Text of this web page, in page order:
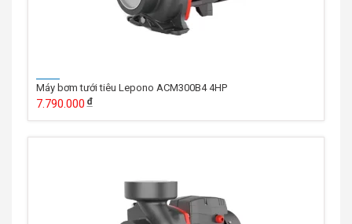
Máy bơm tưới tiêu Lepono ACM300B4 4HP
7.790.000